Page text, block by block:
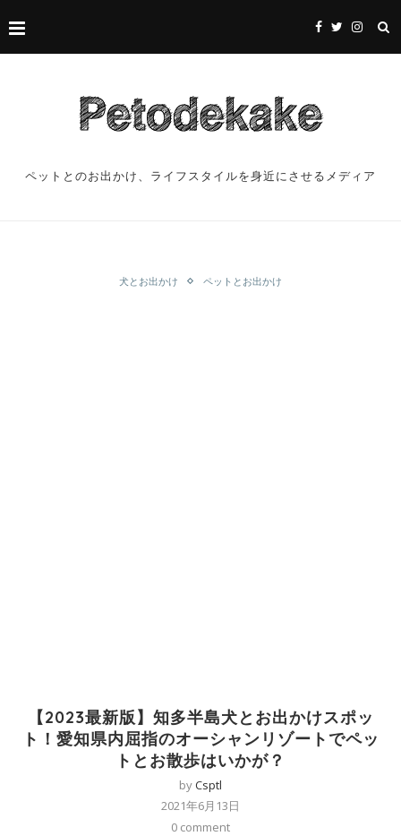
ペットとのお出かけ、ライフスタイルを身近にさせるメディア
犬とお出かけ ペットとお出かけ
【2023最新版】知多半島犬とお出かけスポッ
ト！愛知県内屈指のオーシャンリゾートでペッ
トとお散歩はいかが？
byCsptl
2021年6月13日
0 comment